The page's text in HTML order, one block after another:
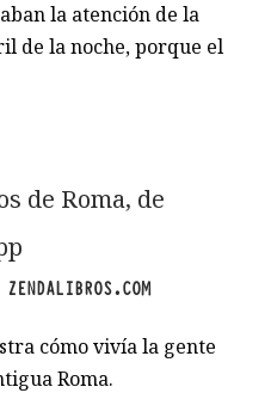
la atención de la
de la noche, porque el
de Roma, de
ZENDALIBROS.COM
cómo vivía la gente
Roma.